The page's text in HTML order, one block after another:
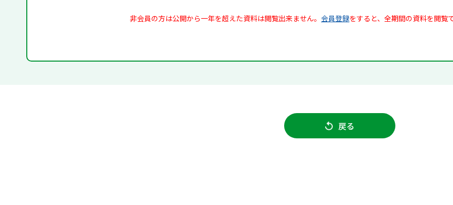
非会員の方は公開から一年を超えた資料は閲覧出来ません。 会員登録をすると、全期間の資料を閲覧
戻る